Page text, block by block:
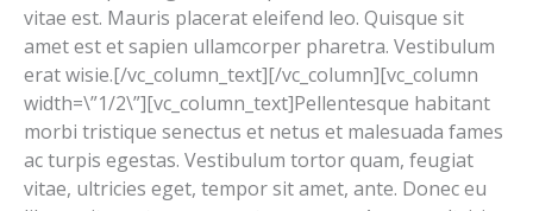
vitae est. Mauris placerat eleifend leo. Quisque sit
amet est et sapien ullamcorper pharetra. Vestibulum
erat wisie.[/vc_column_text][/vc_column][vc_column
width=\”1/2\”][vc_column_text]Pellentesque habitant
morbi tristique senectus et netus et malesuada fames
ac turpis egestas. Vestibulum tortor quam, feugiat
vitae, ultricies eget, tempor sit amet, ante. Donec eu